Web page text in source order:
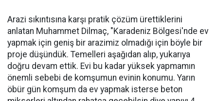
Arazi sıkıntısına karşı pratik çözüm ürettiklerini
anlatan Muhammet Dilmaç, "Karadeniz Bölgesi'nde ev
yapmak için geniş bir arazimiz olmadığı için böyle bir
proje düşündük. Temelleri aşağıdan alıp, yukarıya
doğru devam ettik. Evi bu kadar yüksek yapmamın
önemli sebebi de komşumun evinin konumu. Yarın
öbür gün komşum da ev yapmak isterse beton